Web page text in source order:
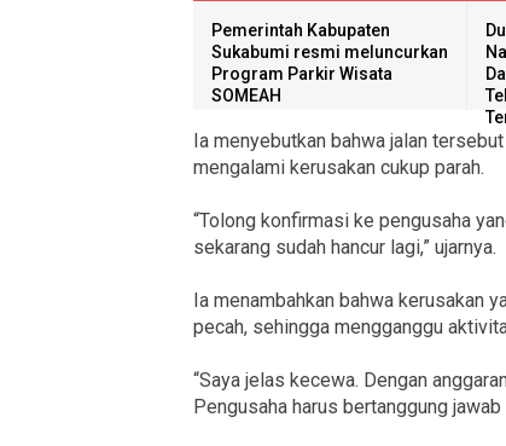
Pemerintah Kabupaten
Sukabumi resmi meluncurkan
Program Parkir Wisata
SOMEAH
Ia menyebutkan bahwa jalan
mengalami kerusakan cukup parah.
“Tolong konfirmasi ke pengusaha
sekarang sudah hancur lagi,” ujarnya.
Ia menambahkan bahwa kerusakan
pecah, sehingga mengganggu
“Saya jelas kecewa. Dengan
Pengusaha harus bertanggung